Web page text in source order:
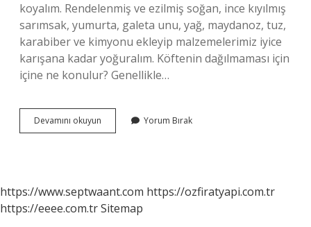
koyalım. Rendelenmiş ve ezilmiş soğan, ince kıyılmış
sarımsak, yumurta, galeta unu, yağ, maydanoz, tuz,
karabiber ve kimyonu ekleyip malzemelerimiz iyice
karışana kadar yoğuralım. Köftenin dağılmaması için
içine ne konulur? Genellikle…
Devamını okuyun Köftenin
Içine
Yorum Bırak
https://www.septwaant.com https://ozfiratyapi.com.tr
https://eeee.com.trSitemap